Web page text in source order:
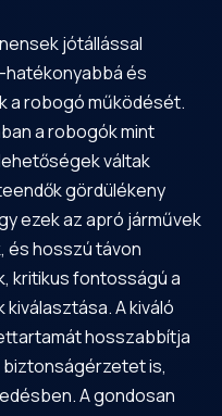
jótállással
hatékonyabbá és
a robogó működését.
a robogók mint
váltak
gördülékeny
ezek az apró járművek
és hosszú távon
kritikus fontosságú a
A kiváló
hosszabbítja
biztonságérzetet is,
A gondosan